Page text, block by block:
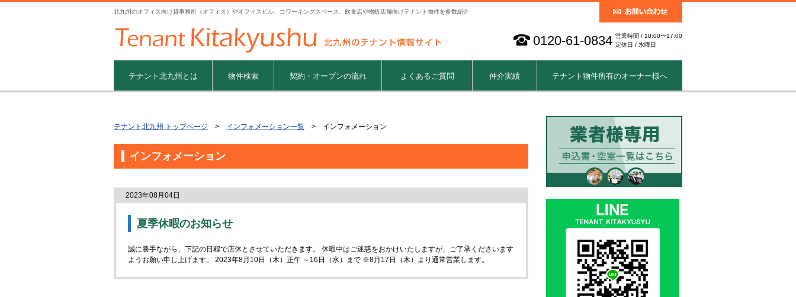
北九州のオフィス向け貸事務所（オフィス）やオフィスビル、コワーキングスペース、飲食店や物販店舗向けテナント物件を多数紹介
0120-61-0834 営業時間 / 10:00〜17:00
定休日 / 水曜日
テナント北九州とは 物件検索 契約・オープンの流れ よくあるご質問 仲介実績 テナント物件所有のオーナー様へ
テナント北九州 トップページ > インフォメーション一覧 > インフォメーション
インフォメーション
2023年08月04日
夏季休暇のお知らせ
誠に勝手ながら、下記の日程で店休とさせていただきます。 休暇中はご迷惑をおかけいたしますが、ご了承くださいます
ようお願い申し上げます。 2023年8月10日（木）正午 ～16日（水）まで ※8月17日（木）より通常営業します。